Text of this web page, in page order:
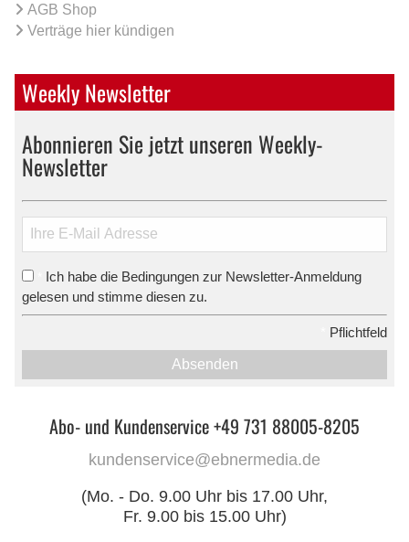
AGB Shop
Verträge hier kündigen
Weekly Newsletter
Abonnieren Sie jetzt unseren Weekly-
Newsletter
Ich habe die Bedingungen zur Newsletter-Anmeldung
gelesen und stimme diesen zu.
Pflichtfeld
Absenden
Abo- und Kundenservice +49 731 88005-8205
kundenservice@ebnermedia.de
(Mo. - Do. 9.00 Uhr bis 17.00 Uhr,
Fr. 9.00 bis 15.00 Uhr)